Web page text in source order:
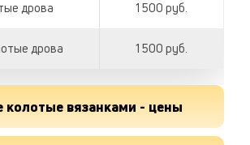
дрова 1 500 руб.
дрова 1 500 руб.
колотые вязанками - цены